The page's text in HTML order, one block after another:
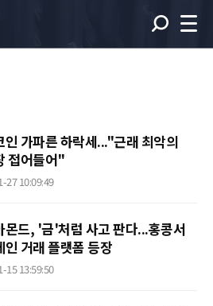
인 가파른 하락세..."근래 최악의
접어들어"
27 10:09:49
몬드, '금'처럼 사고 판다...홍콩서
인 거래 플랫폼 등장
15 13:59:50